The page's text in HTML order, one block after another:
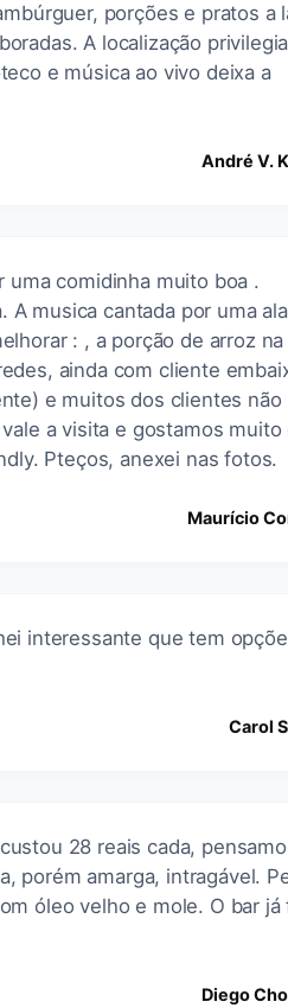
porções e pratos a
A localização
e música ao vivo deixa a
André V.
uma comidinha muito boa .
musica cantada por uma
: , a porção de arroz na
ainda com cliente
e muitos dos clientes não
a visita e gostamos muito
Pteços, anexei nas fotos.
Maurício
interessante que tem
Carol
28 reais cada,
porém amarga, intragável.
óleo velho e mole. O bar já
Diego